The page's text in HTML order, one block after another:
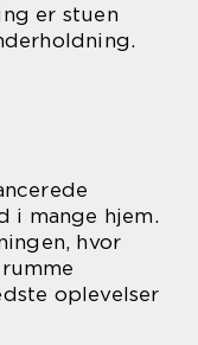
er stuen
i mange hjem.
hvor
oplevelser